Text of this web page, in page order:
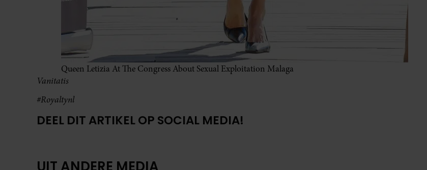
Queen Letizia At The Congress About Sexual Exploitation Malaga
Vanitatis
#Royaltynl
DEEL DIT ARTIKEL OP SOCIAL MEDIA!